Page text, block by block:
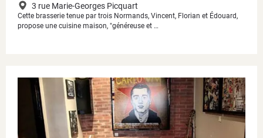
3 rue Marie-Georges Picquart
Cette brasserie tenue par trois Normands, Vincent, Florian et Édouard,
propose une cuisine maison, "généreuse et …